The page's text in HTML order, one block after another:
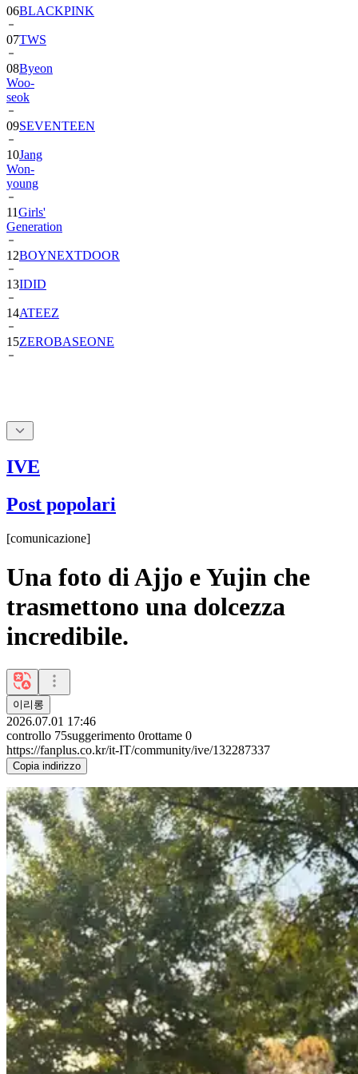
06BLACKPINK
07TWS
08Byeon
Woo-
seok
09SEVENTEEN
10Jang
Won-
young
11Girls'
Generation
12BOYNEXTDOOR
13IDID
14ATEEZ
15ZEROBASEONE
IVE
Post popolari
[comunicazione]
Una foto di Ajjo e Yujin che
trasmettono una dolcezza
incredibile.
이리롱
2026.07.01 17:46
controllo 75suggerimento 0rottame 0
https://fanplus.co.kr/it-IT/community/ive/132287337
Copia indirizzo